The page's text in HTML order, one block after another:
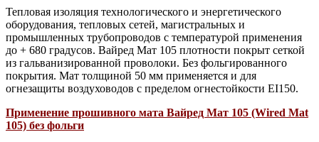
Тепловая изоляция технологического и энергетического
оборудования, тепловых сетей, магистральных и
промышленных трубопроводов с температурой применения
до + 680 градусов. Вайред Мат 105 плотности покрыт сеткой
из гальванизированной проволоки. Без фольгированного
покрытия. Мат толщиной 50 мм применяется и для
огнезащиты воздуховодов с пределом огнестойкости EI150.
Применение прошивного мата Вайред Мат 105 (Wired Mat
105) без фольги